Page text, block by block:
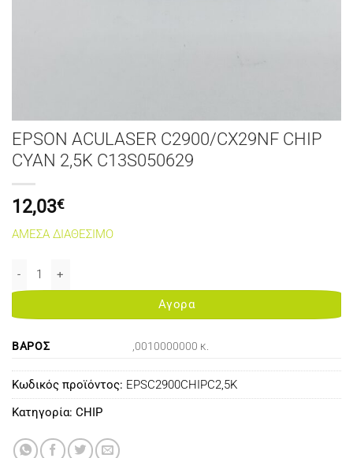
EPSON ACULASER C2900/CX29NF CHIP
CYAN 2,5K C13S050629
12,03€
ΑΜΕΣΑ ΔΙΑΘΕΣΙΜΟ
EPSON ACULASER C2900/CX29NF CHIP CYAN 2,5K C13S050629
Αγορα
ΒΆΡΟΣ ,0010000000 κ.
Κωδικός προϊόντος: EPSC2900CHIPC2,5K
Κατηγορία: CHIP